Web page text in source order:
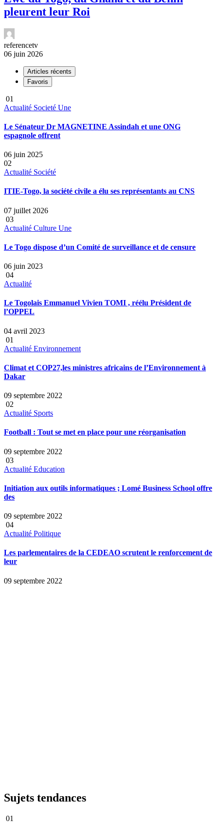
pleurent leur Roi
referencetv
06 juin 2026
Articles récents
Favoris
01
Actualité Societé Une
Le Sénateur Dr MAGNETINE Assindah et une ONG
espagnole offrent
06 juin 2025
02
Actualité Société
ITIE-Togo, la société civile a élu ses représentants au CNS
07 juillet 2026
03
Actualité Culture Une
Le Togo dispose d’un Comité de surveillance et de censure
06 juin 2023
04
Actualité
Le Togolais Emmanuel Vivien TOMI , réélu Président de
l’OPPEL
04 avril 2023
01
Actualité Environnement
Climat et COP27,les ministres africains de l’Environnement à
Dakar
09 septembre 2022
02
Actualité Sports
Football : Tout se met en place pour une réorganisation
09 septembre 2022
03
Actualité Education
Initiation aux outils informatiques ; Lomé Business School offre
des
09 septembre 2022
04
Actualité Politique
Les parlementaires de la CEDEAO scrutent le renforcement de
leur
09 septembre 2022
Sujets tendances
01